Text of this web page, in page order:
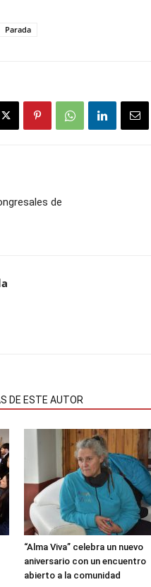
Parada
de
DE ESTE AUTOR
“Alma Viva” celebra un nuevo
aniversario con un encuentro
abierto a la comunidad